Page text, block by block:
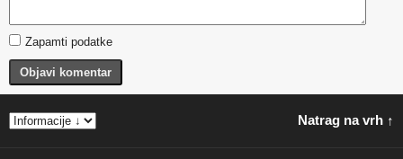
Zapamti podatke
Objavi komentar
Natrag na vrh ↑